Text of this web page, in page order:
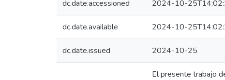
dc.date.accessioned 2024-10-
dc.date.available 2024-10-
dc.date.issued 2024-10-25
El presente trabajo